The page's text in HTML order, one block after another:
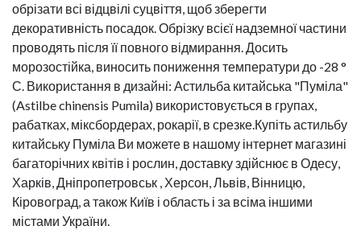
обрізати всі відцвілі суцвіття, щоб зберегти
декоративність посадок. Обрізку всієї надземної частини
проводять після її повного відмирання. Досить
морозостійка, виносить пониження температури до -28 °
С. Використання в дизайні: Астильба китайська "Пуміла"
(Astilbe chinensis Pumila) використовується в групах,
рабатках, міксбордерах, рокарії, в срезке.Купіть астильбу
китайську Пуміла Ви можете в нашому інтернет магазині
багаторічних квітів і рослин, доставку здійснює в Одесу,
Харків, Дніпропетровськ , Херсон, Львів, Вінницю,
Кіровоград, а також Київ і область і за всіма іншими
містами України.